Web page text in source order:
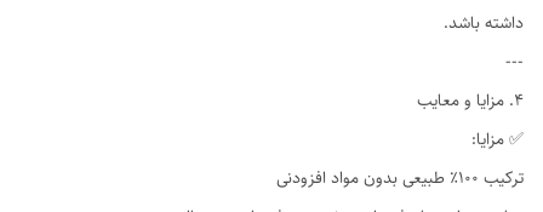
داشته باشد.
---
۴. مزایا و معایب
✅ مزایا:
ترکیب ۱۰۰٪ طبیعی بدون مواد افزودنی